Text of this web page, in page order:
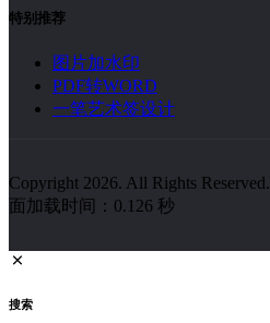
特别推荐
图片加水印
PDF转WORD
一笔艺术签设计
Copyright 2026. All Rights Reserved.
面加载时间：0.126 秒
搜索